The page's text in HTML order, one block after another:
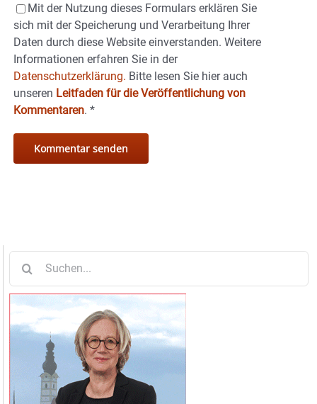
Mit der Nutzung dieses Formulars erklären Sie
sich mit der Speicherung und Verarbeitung Ihrer
Daten durch diese Website einverstanden. Weitere
Informationen erfahren Sie in der
Datenschutzerklärung. Bitte lesen Sie hier auch
unseren Leitfaden für die Veröffentlichung von
Kommentaren. *
nach: